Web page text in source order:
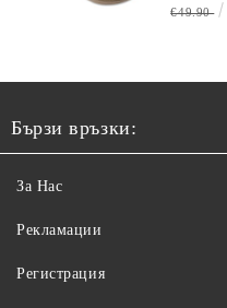
€49.90
Бързи връзки:
За Нас
Рекламации
Регистрация